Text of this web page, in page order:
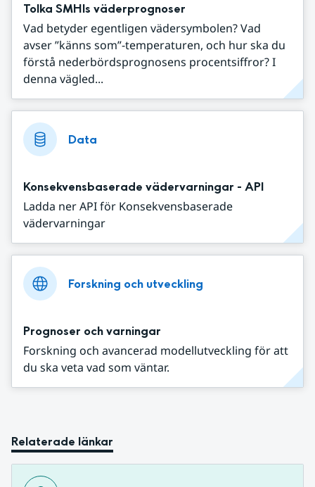
Tolka SMHIs väderprognoser
Vad betyder egentligen vädersymbolen? Vad
avser ”känns som”-temperaturen, och hur ska du
förstå nederbördsprognosens procentsiffror? I
denna vägled...
Data
Konsekvensbaserade vädervarningar - API
Ladda ner API för Konsekvensbaserade
vädervarningar
Forskning och utveckling
Prognoser och varningar
Forskning och avancerad modellutveckling för att
du ska veta vad som väntar.
Relaterade länkar